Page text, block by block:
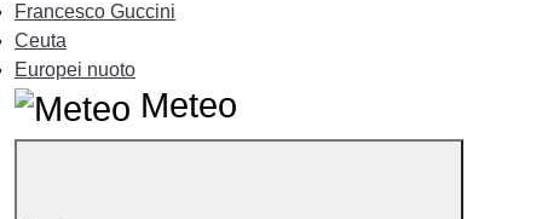
Francesco Guccini
Ceuta
Europei nuoto
Meteo